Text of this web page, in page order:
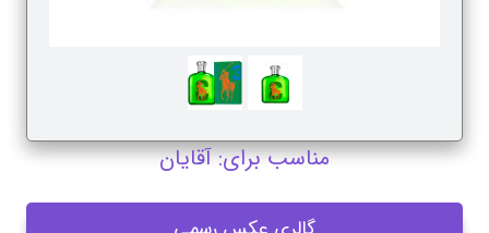
مناسب برای: آقایان